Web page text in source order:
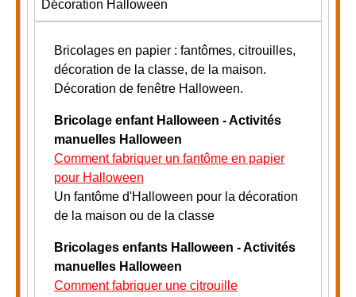
Décoration Halloween
Bricolages en papier : fantômes, citrouilles,
décoration de la classe, de la maison.
Décoration de fenêtre Halloween.
Bricolage enfant Halloween - Activités
manuelles Halloween
Comment fabriquer un fantôme en papier
pour Halloween
Un fantôme d'Halloween pour la décoration
de la maison ou de la classe
Bricolages enfants Halloween - Activités
manuelles Halloween
Comment fabriquer une citrouille